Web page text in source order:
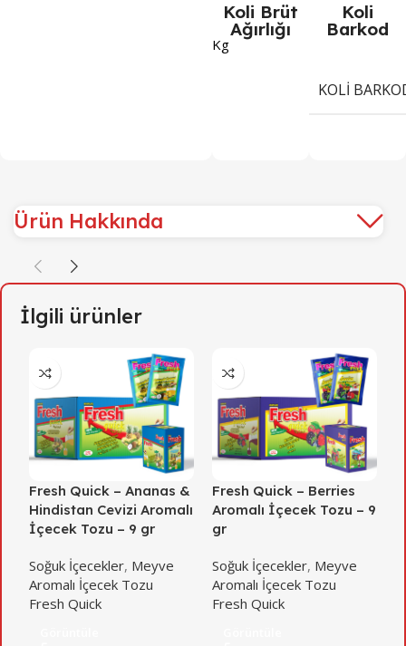
Koli Brüt
Ağırlığı
Kg
Koli
Barkod
KOLI
Ürün Hakkında
İlgili ürünler
Fresh Quick – Ananas &
Hindistan Cevizi Aromalı
İçecek Tozu – 9 gr
Soğuk İçecekler, Meyve
Aromalı İçecek Tozu
Fresh Quick
Fresh Quick – Berries
Aromalı İçecek Tozu – 9
gr
Soğuk İçecekler, Meyve
Aromalı İçecek Tozu
Fresh Quick